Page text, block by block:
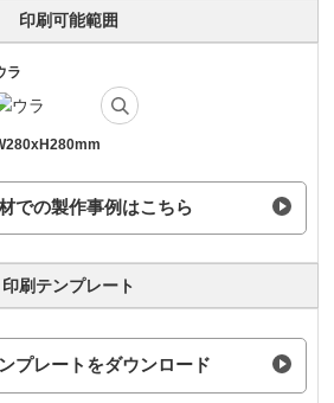
印刷可能範囲
ラ
での製作事例はこちら
印刷テンプレート
プレートをダウンロード